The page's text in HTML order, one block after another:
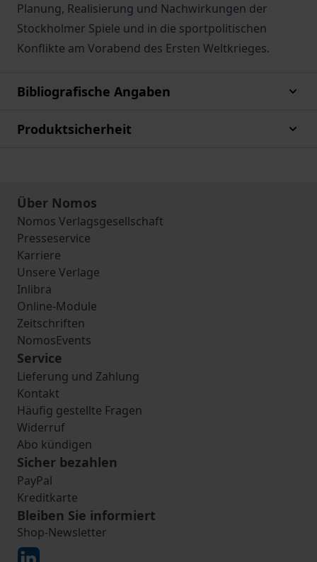
Planung, Realisierung und Nachwirkungen der
Stockholmer Spiele und in die sportpolitischen
Konflikte am Vorabend des Ersten Weltkrieges.
Bibliografische Angaben
Produktsicherheit
Über Nomos
Nomos Verlagsgesellschaft
Presseservice
Karriere
Unsere Verlage
Inlibra
Online-Module
Zeitschriften
NomosEvents
Service
Lieferung und Zahlung
Kontakt
Häufig gestellte Fragen
Widerruf
Abo kündigen
Sicher bezahlen
PayPal
Kreditkarte
Bleiben Sie informiert
Shop-Newsletter